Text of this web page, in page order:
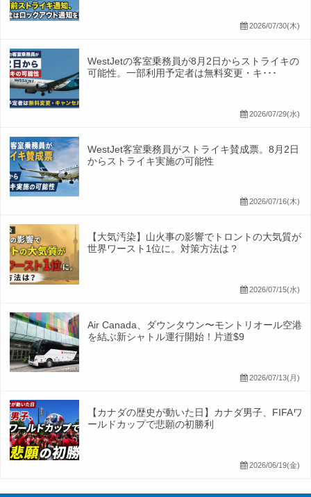
2026/07/30(木)
WestJetの客室乗務員が8月2日からストライキの
可能性。一部利用予定者は無料変更・キ･･･
2026/07/29(水)
WestJet客室乗務員がストライキ賛成票。8月2日
からストライキ実施の可能性
2026/07/16(木)
【大気汚染】山火事の影響でトロントの大気質が
世界ワースト1位に。対策方法は？
2026/07/15(水)
Air Canada、ダウンタウン〜モントリオール空港
を結ぶ新シャトル運行開始！片道$9
2026/07/13(月)
【カナダの歴史が動いた日】カナダ男子、FIFAワ
ールドカップで悲願の初勝利
2026/06/19(金)